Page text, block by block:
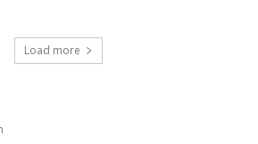
Load more